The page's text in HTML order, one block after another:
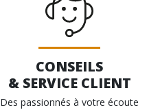
CONSEILS
& SERVICE CLIENT
Des passionnés à votre écoute